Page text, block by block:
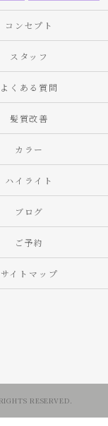
コンセプト
スタッフ
よくある質問
髪質改善
カラー
ハイライト
ブログ
ご予約
サイトマップ
RESERVED.